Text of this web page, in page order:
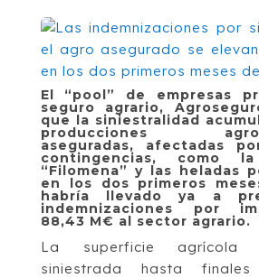
El “pool” de empresas
seguro agrario,
que la siniestralidad
producciones agro-
aseguradas, afectadas
contingencias, como la
“Filomena” y las heladas
en los dos primeros
habría llevado ya a
indemnizaciones por
88,43 M€ al sector agrario.
La superficie agrícola
siniestrada hasta